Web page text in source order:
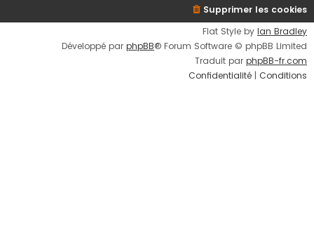
Supprimer les cookies
Flat Style by Ian Bradley
Développé par phpBB® Forum Software © phpBB Limited
Traduit par phpBB-fr.com
Confidentialité | Conditions